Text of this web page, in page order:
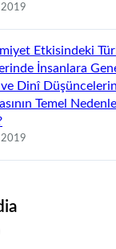
2019
Etkisindeki
İnsanlara
ve Dinî
Temel
2019